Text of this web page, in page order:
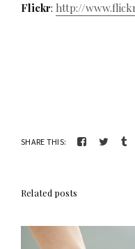
Flickr: http://
SHARE THIS:
Related posts